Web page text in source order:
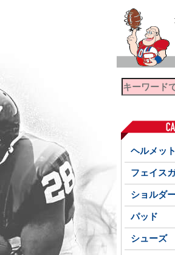
ヘルメット
フェイス
ショルダ
パッド
シューズ